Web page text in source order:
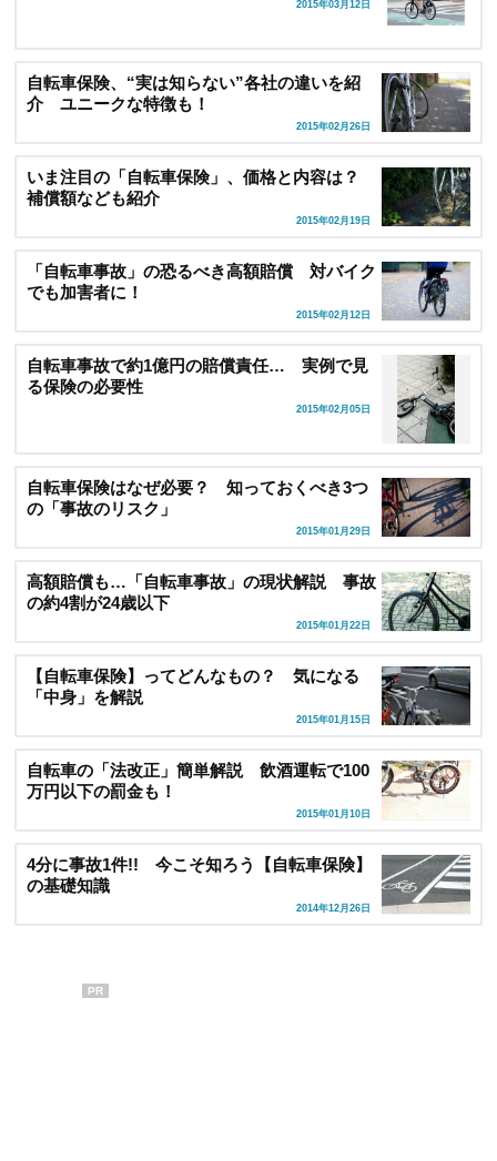
2015年03月12日
自転車保険、“実は知らない”各社の違いを紹
介 ユニークな特徴も！
2015年02月26日
いま注目の「自転車保険」、価格と内容は？
補償額なども紹介
2015年02月19日
「自転車事故」の恐るべき高額賠償 対バイク
でも加害者に！
2015年02月12日
自転車事故で約1億円の賠償責任… 実例で見
る保険の必要性
2015年02月05日
自転車保険はなぜ必要？ 知っておくべき3つ
の「事故のリスク」
2015年01月29日
高額賠償も…「自転車事故」の現状解説 事故
の約4割が24歳以下
2015年01月22日
【自転車保険】ってどんなもの？ 気になる
「中身」を解説
2015年01月15日
自転車の「法改正」簡単解説 飲酒運転で100
万円以下の罰金も！
2015年01月10日
4分に事故1件!! 今こそ知ろう【自転車保険】
の基礎知識
2014年12月26日
PR